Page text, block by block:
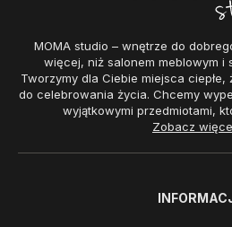
MOMA studio – wnętrze do
więcej, niż salonem meblowym i
Tworzymy dla Ciebie miejsca
do celebrowania życia. Chcemy
wyjątkowymi przedmiotami,
Zobacz